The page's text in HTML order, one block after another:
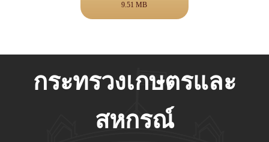
9.51 MB
กระทรวงเกษตรและ
สหกรณ์